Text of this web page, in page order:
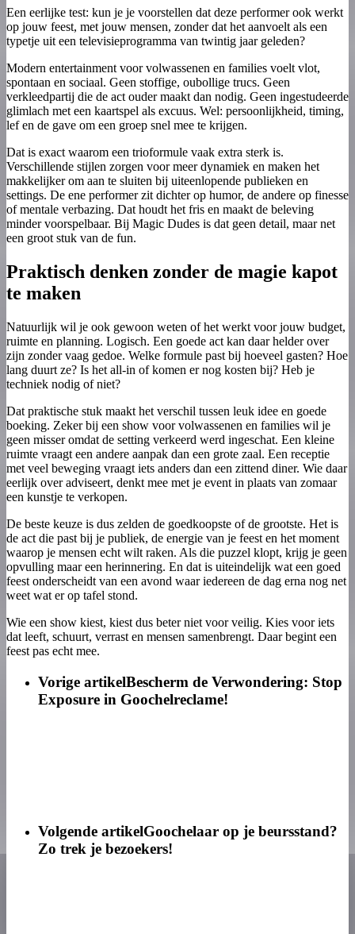
Een eerlijke test: kun je je voorstellen dat deze performer ook werkt
op jouw feest, met jouw mensen, zonder dat het aanvoelt als een
typetje uit een televisieprogramma van twintig jaar geleden?
Modern entertainment voor volwassenen en families voelt vlot,
spontaan en sociaal. Geen stoffige, oubollige trucs. Geen
verkleedpartij die de act ouder maakt dan nodig. Geen ingestudeerde
glimlach met een kaartspel als excuus. Wel: persoonlijkheid, timing,
lef en de gave om een groep snel mee te krijgen.
Dat is exact waarom een trioformule vaak extra sterk is.
Verschillende stijlen zorgen voor meer dynamiek en maken het
makkelijker om aan te sluiten bij uiteenlopende publieken en
settings. De ene performer zit dichter op humor, de andere op finesse
of mentale verbazing. Dat houdt het fris en maakt de beleving
minder voorspelbaar. Bij Magic Dudes is dat geen detail, maar net
een groot stuk van de fun.
Praktisch denken zonder de magie kapot
te maken
Natuurlijk wil je ook gewoon weten of het werkt voor jouw budget,
ruimte en planning. Logisch. Een goede act kan daar helder over
zijn zonder vaag gedoe. Welke formule past bij hoeveel gasten? Hoe
lang duurt ze? Is het all-in of komen er nog kosten bij? Heb je
techniek nodig of niet?
Dat praktische stuk maakt het verschil tussen leuk idee en goede
boeking. Zeker bij een show voor volwassenen en families wil je
geen misser omdat de setting verkeerd werd ingeschat. Een kleine
ruimte vraagt een andere aanpak dan een grote zaal. Een receptie
met veel beweging vraagt iets anders dan een zittend diner. Wie daar
eerlijk over adviseert, denkt mee met je event in plaats van zomaar
een kunstje te verkopen.
De beste keuze is dus zelden de goedkoopste of de grootste. Het is
de act die past bij je publiek, de energie van je feest en het moment
waarop je mensen echt wilt raken. Als die puzzel klopt, krijg je geen
opvulling maar een herinnering. En dat is uiteindelijk wat een goed
feest onderscheidt van een avond waar iedereen de dag erna nog net
weet wat er op tafel stond.
Wie een show kiest, kiest dus beter niet voor veilig. Kies voor iets
dat leeft, schuurt, verrast en mensen samenbrengt. Daar begint een
feest pas echt mee.
Vorige artikelBescherm de Verwondering: Stop
Exposure in Goochelreclame!
Volgende artikelGoochelaar op je beursstand?
Zo trek je bezoekers!